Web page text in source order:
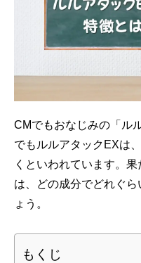
CMでもおなじみの「ル
でもルルアタックEXは
くといわれています。
は、どの成分でどれぐ
ょう。
もくじ